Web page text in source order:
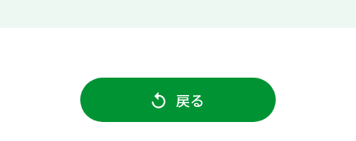
戻る